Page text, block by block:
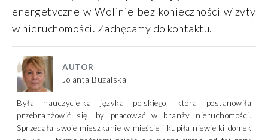
energetyczne w Wolinie bez konieczności wizyty
w nieruchomości. Zachęcamy do kontaktu.
AUTOR
Jolanta Buzalska
Była nauczycielka języka polskiego, która postanowiła
przebranżowić się, by pracować w branży nieruchomości.
Sprzedała swoje mieszkanie w mieście i kupiła niewielki domek